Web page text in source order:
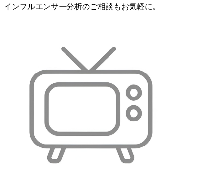
インフルエンサー分析のご相談もお気軽に。